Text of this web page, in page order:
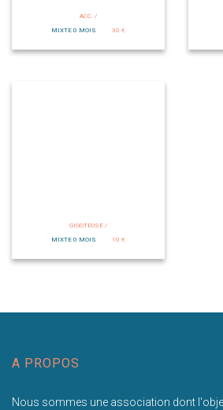
ACC. /
MIXTE 0 MOIS
30 €
GIGOTEUSE /
MIXTE 0 MOIS
10 €
A PROPOS
Nous sommes une association dont